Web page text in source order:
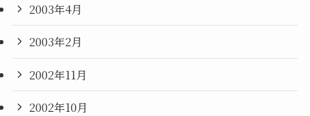
2003年4月
2003年2月
2002年11月
2002年10月